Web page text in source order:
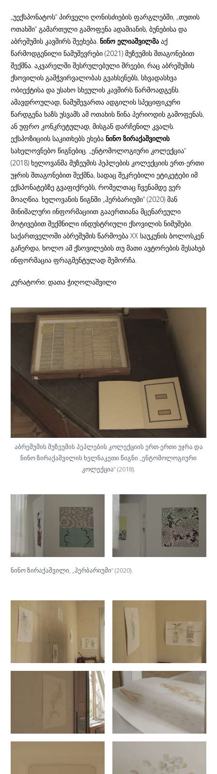
„უექსპონატოს“ პირველი ღონისძიების ფარგლებში, „თუთის
ოთახში“ გამართული გამოფენა ადამიანის, ბუნებისა და
აბრეშუმის კავშირს შეეხება.ნინო ელიაშვილმა აქ
წარმოდგენილი ნამუშევრები (2021) მუზეუმის შთაგონებით
შექმნა. აკვარელში შესრულებული შრეები, რაც აბრეშუმის
ქსოვილის გამჭვირვალობას გვახსენებს, სხვადასხვა
ობიექტისა და უსახო სხეულის კავშირს წარმოადგენს.
ამავდროულად, ნამუშევართა ადგილის სპეციფიკური
წარდგენა ხაზს უსვამს ამ ოთახის წინა პერიოდის გამოფენას,
ან უფრო კონკრეტულად, მისგან დარჩენილ კვალს.
ექსპოზიციის საკითხებს ეხებანინო ზირაქაშვილის
სახელოვნებო წიგნებიც. „ენტომოლოგიური კოლექცია“
(2018) ხელოვანმა მუზეუმის პეპლების კოლექციის ერთ-ერთი
უჯრის შთაგონებით შექმნა, სადაც შეკრებილი ეტიკეტები იმ
ექსპონატებზე გვაფიქრებს, რომელთაც ჩვენამდე ვერ
მოაღწია. ხელოვანის წიგნში „ჰერბარიუმი“ (2020) მან
მინიმალური ინფორმაციით გააერთიანა მცენარეული
მოტივებით შექმნილი ინდუსტრიული ქსოვილის ნიმუშები.
საქართველოში აბრეშუმის წარმოება XX საუკუნის ბოლოსკენ
გაჩერდა, ხოლო ამ ქსოვილების თუ მათი ავტორების შესახებ
ინფორმაცია ფრაგმენტულად შემორჩა.
კურატორი: დათა ჭიღოლაშვილი
აბრეშუმის მუზეუმის პეპლების კოლექციის ერთ-ერთი უჯრა და
ნინო ზირაქაშვილის ხელნაკეთი წიგნი „ენტომოლოგიური
კოლექცია“ (2018).
ნინო ზირაქაშვილი, „ჰერბარიუმი“ (2020).